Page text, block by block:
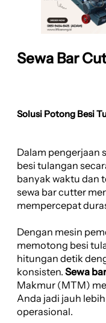
Sewa Bar
Solusi Potong Besi
Dalam pengerjaan
besi tulangan
banyak waktu dan
sewa bar cutter
mempercepat
Dengan mesin
memotong besi
hitungan detik
konsisten. Sewa
Makmur (MTM)
Anda jadi jauh
operasional.